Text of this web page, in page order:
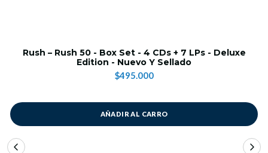
Rush – Rush 50 - Box Set - 4 CDs + 7 LPs - Deluxe
Edition - Nuevo Y Sellado
$495.000
AÑADIR AL CARRO